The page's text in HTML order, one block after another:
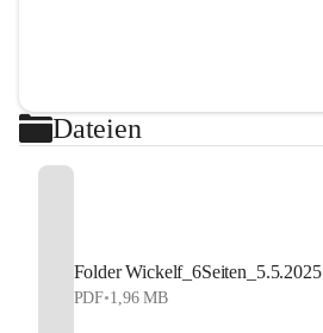
Dateien
Folder Wickelf_6Seiten_5.5.2025
PDF•1,96 MB